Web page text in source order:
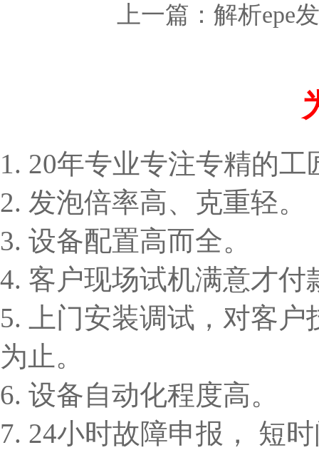
上一篇： 解析epe
1. 20年专业专注专精的工
2. 发泡倍率高、克重轻。
3. 设备配置高而全。
4. 客户现场试机满意才付
5. 上门安装调试，对客
为止。
6. 设备自动化程度高。
7. 24小时故障申报， 短